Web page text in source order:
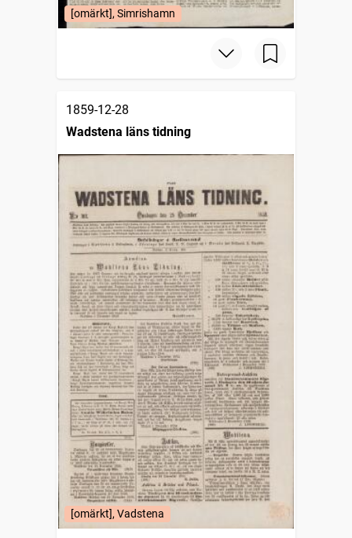
[omärkt], Simrishamn
1859-12-28
Wadstena läns tidning
[omärkt], Vadstena